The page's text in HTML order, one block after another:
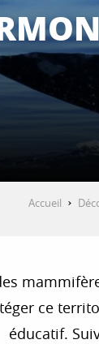
Accueil
ce
éducatif.